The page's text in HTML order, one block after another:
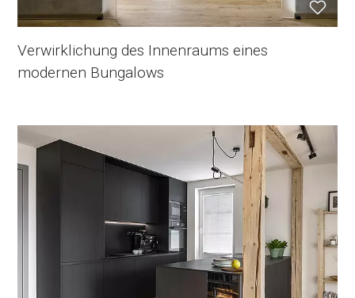
Verwirklichung des Innenraums eines
modernen Bungalows